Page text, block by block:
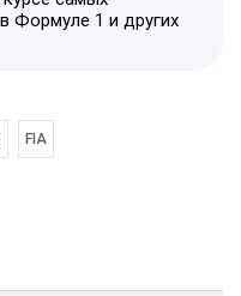
Формуле 1 и других
FIA